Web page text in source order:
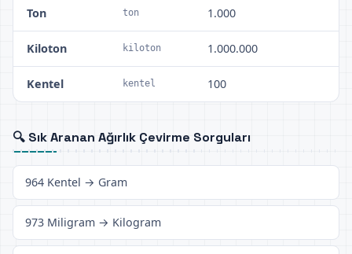
Ton ton 1.000
Kiloton kiloton 1.000.000
Kentel kentel 100
🔍 Sık Aranan Ağırlık Çevirme Sorguları
964 Kentel → Gram
973 Miligram → Kilogram